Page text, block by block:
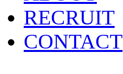
RECRUIT
CONTACT